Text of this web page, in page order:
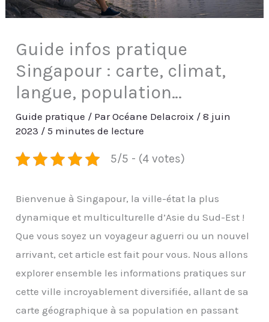
Guide infos pratique
Singapour : carte, climat,
langue, population…
Guide pratique / ParOcéane Delacroix /8 juin
2023 /5 minutes de lecture
5/5 - (4 votes)
Bienvenue à Singapour, la ville-état la plus
dynamique et multiculturelle d’Asie du Sud-Est !
Que vous soyez un voyageur aguerri ou un nouvel
arrivant, cet article est fait pour vous. Nous allons
explorer ensemble les informations pratiques sur
cette ville incroyablement diversifiée, allant de sa
carte géographique à sa population en passant